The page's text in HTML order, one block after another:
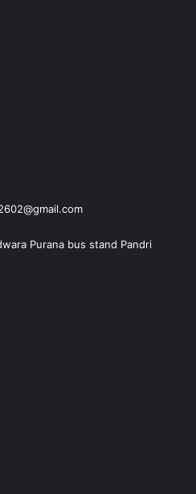
Purana bus stand Pandri